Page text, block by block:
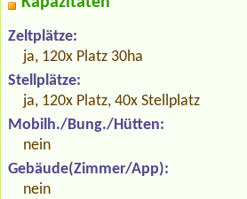
Zeltplätze:
ja, 120x Platz 30ha
Stellplätze:
ja, 120x Platz, 40x Stellplatz
Mobilh./Bung./Hütten:
nein
Gebäude(Zimmer/App):
nein